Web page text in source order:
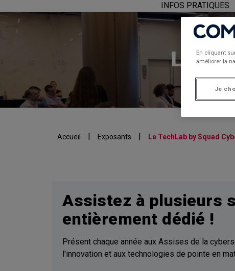
INFOS PRATIQUES
Le
Accueil | Exposants | Le TechLab by Squad
Assistez à plusieurs
entièrement dédié !
Présent chaque année aux Assises de la
l'innovation et aux technologies de pointe en
En cliquant
améliorer la
Je